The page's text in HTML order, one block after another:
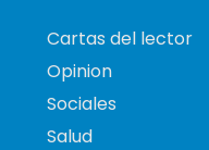
Cartas del lector
Opinion
Sociales
Salud